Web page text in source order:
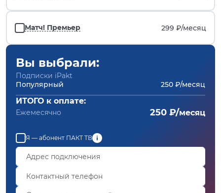
Матч! Премьер 299 ₽/месяц
Вы выбрали:
Подписки iPakt
Популярный
250 ₽/месяц
ИТОГО к оплате:
Ежемесячно 250 ₽/месяц
Я — абонент ПАКТ ТВ